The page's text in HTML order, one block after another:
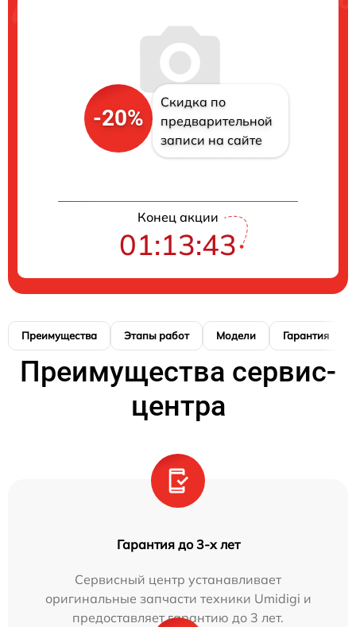
-20%
Скидка по
предварительной
записи на сайте
Конец акции
01:13:42
Преимущества Этапы работ Модели Гарантия
Преимущества сервис-
центра
Гарантия до 3-х лет
Сервисный центр устанавливает
оригинальные запчасти техники Umidigi и
предоставляет гарантию до 3 лет.